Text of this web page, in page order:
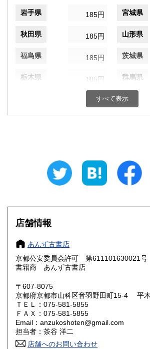
岩手県 185円 宮城県
秋田県 185円 山形県
福島県 185円 茨城県
栃木県 185円 群馬県
185円 千葉県
185円 福井県
185円 長野県
岐阜県 185円 静岡県
愛知県
滋賀県
大阪府
奈良県 185円 和歌山県
鳥取県 185円
岡山県
すべて表示
店舗情報
あんず古書店
京都公安委員会許可 第611101630021号
書籍商 あんず古書店
〒607-8075
京都府京都市山科区音羽野田町15‐4 平
ＴＥＬ：075-581-5855
ＦＡＸ：075-581-5855
Email：anzukoshoten@gmail.com
担当者：茶谷 洋二
店舗へのお問い合わせ